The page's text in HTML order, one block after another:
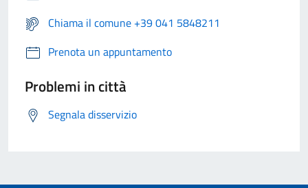
Chiama il comune +39 041 5848211
Prenota un appuntamento
Problemi in città
Segnala disservizio